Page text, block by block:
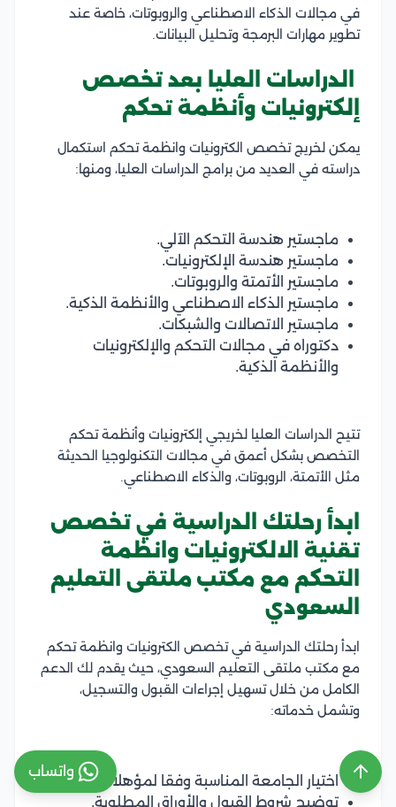
في مجالات الذكاء الاصطناعي والروبوتات، خاصة عند
تطوير مهارات البرمجة وتحليل البيانات.
الدراسات العليا بعد تخصص
إلكترونيات وأنظمة تحكم
يمكن لخريج تخصص الكترونيات وانظمة تحكم استكمال
دراسته في العديد من برامج الدراسات العليا، ومنها:
ماجستير هندسة التحكم الآلي.
ماجستير هندسة الإلكترونيات.
ماجستير الأتمتة والروبوتات.
ماجستير الذكاء الاصطناعي والأنظمة الذكية.
ماجستير الاتصالات والشبكات.
دكتوراه في مجالات التحكم والإلكترونيات
والأنظمة الذكية.
تتيح الدراسات العليا لخريجي إلكترونيات وأنظمة تحكم
التخصص بشكل أعمق في مجالات التكنولوجيا الحديثة
مثل الأتمتة، الروبوتات، والذكاء الاصطناعي.
ابدأ رحلتك الدراسية في تخصص
تقنية الالكترونيات وانظمة
التحكم مع مكتب ملتقى التعليم
السعودي
ابدأ رحلتك الدراسية في تخصص الكترونيات وانظمة تحكم
مع مكتب ملتقى التعليم السعودي، حيث يقدم لك الدعم
الكامل من خلال تسهيل إجراءات القبول والتسجيل،
وتشمل خدماته:
اختيار الجامعة المناسبة وفقا لمؤهلات الطالب.
توضيح شروط القبول والأوراق المطلوبة.
واتساب